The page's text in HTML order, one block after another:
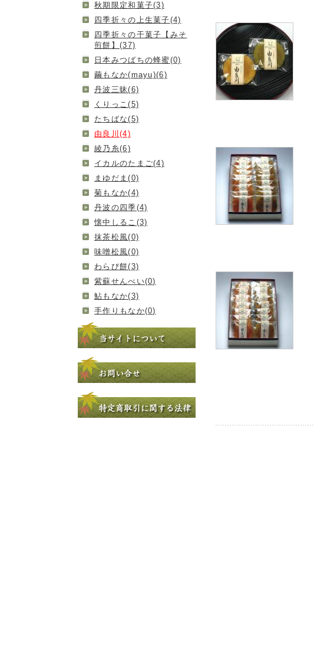
秋期限定和菓子(3)
四季折々の上生菓子(4)
四季折々の干菓子【みそ
煎餅】(37)
日本みつばちの蜂蜜(0)
繭もなか(mayu)(6)
丹波三昧(6)
くりっこ(5)
たちばな(5)
由良川(4)
綾乃糸(6)
イカルのたまご(4)
まゆだま(0)
菊もなか(4)
丹波の四季(4)
懐中しるこ(3)
抹茶松風(0)
味噌松風(0)
わらび餅(3)
紫蘇せんべい(0)
鮎もなか(3)
手作りもなか(0)